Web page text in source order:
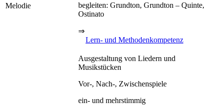
Melodie
begleiten: Grundton, Grundton – Quinte,
Ostinato
⇒
Lern- und Methodenkompetenz
Ausgestaltung von Liedern und
Musikstücken
Vor-, Nach-, Zwischenspiele
ein- und mehrstimmig